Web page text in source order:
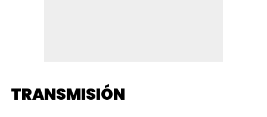
TRANSMISIÓN